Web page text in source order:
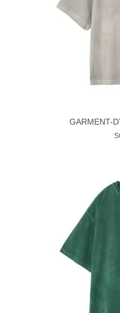
GARMENT-